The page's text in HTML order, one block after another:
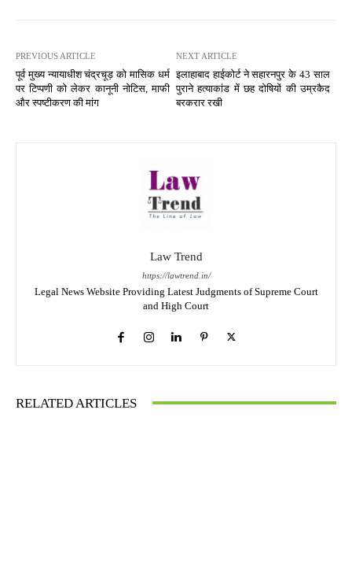
PREVIOUS ARTICLE
पूर्व मुख्य न्यायाधीश चंद्रचूड़ को मासिक धर्म
पर टिप्पणी को लेकर कानूनी नोटिस, माफी
और स्पष्टीकरण की मांग
NEXT ARTICLE
इलाहाबाद हाईकोर्ट ने सहारनपुर के 43 साल
पुराने हत्याकांड में छह दोषियों की उम्रकैद
बरकरार रखी
Law Trend
https://lawtrend.in/
Legal News Website Providing Latest Judgments of Supreme Court
and High Court
RELATED ARTICLES